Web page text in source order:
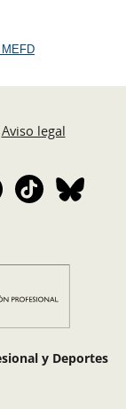
Aviso legal
y Deportes